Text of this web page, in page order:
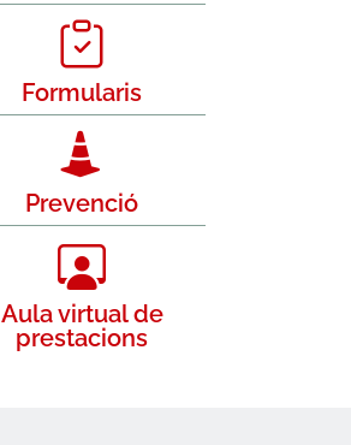
Formularis
Prevenció
Aula virtual de
prestacions